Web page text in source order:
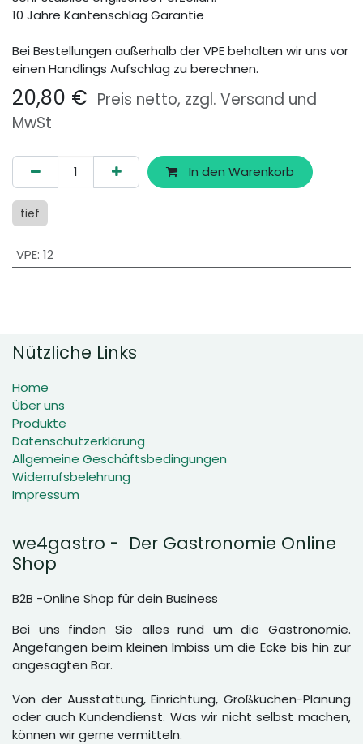
10 Jahre Kantenschlag Garantie
Bei Bestellungen außerhalb der VPE behalten wir uns vor
einen Handlings Aufschlag zu berechnen.
20,80 € Preis netto, zzgl. Versand und
MwSt
In den Warenkorb
tief
VPE: 12
Nützliche Links
Home
Über uns
Produkte
Datenschutzerklärung
Allgemeine Geschäftsbedingungen
Widerrufsbelehrung
Impressum
we4gastro - Der Gastronomie Online
Shop
B2B -Online Shop für dein Business
Bei uns finden Sie alles rund um die Gastronomie.
Angefangen beim kleinen Imbiss um die Ecke bis hin zur
angesagten Bar.
Von der Ausstattung, Einrichtung, Großküchen-Planung
oder auch Kundendienst. Was wir nicht selbst machen,
können wir gerne vermitteln.